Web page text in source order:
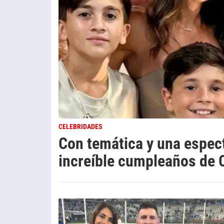
CELEBRIDADES
Con temática y una
increíble cumpleaños de